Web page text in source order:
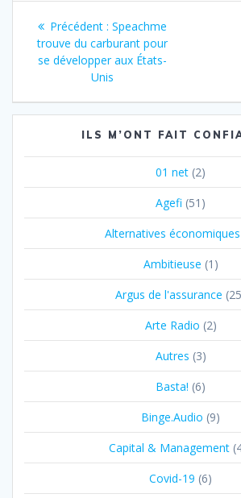
Navigation
de
l’article
Précédent : Article
précédent
:
Speachme
trouve du carburant pour
se développer aux États-
Unis
ILS M’ONT FAIT
01 net (2)
Agefi (51)
Alternatives économiques
Ambitieuse (1)
Argus de l'assurance
Arte Radio (2)
Autres (3)
Basta! (6)
Binge.Audio (9)
Capital & Management
Covid-19 (6)